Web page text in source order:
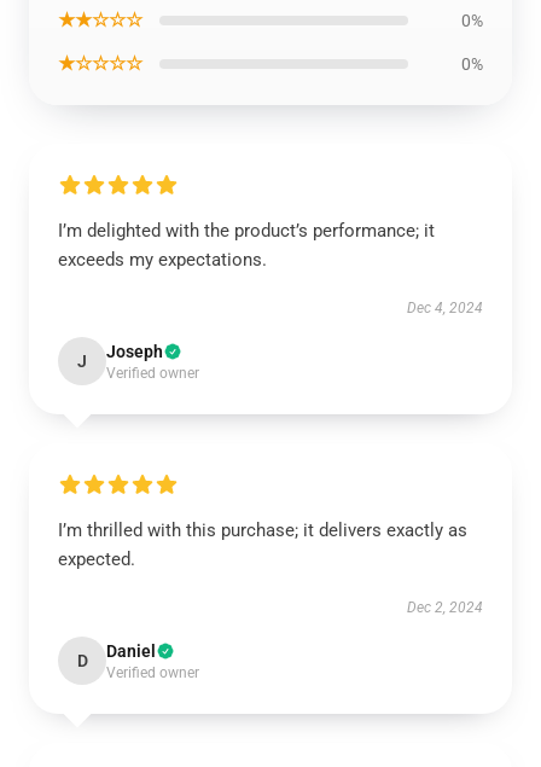
★★☆☆☆ 0%
★☆☆☆☆ 0%
I’m delighted with the product’s performance; it
exceeds my expectations.
Dec 4, 2024
J Joseph
Verified owner
I’m thrilled with this purchase; it delivers exactly as
expected.
Dec 2, 2024
D Daniel
Verified owner